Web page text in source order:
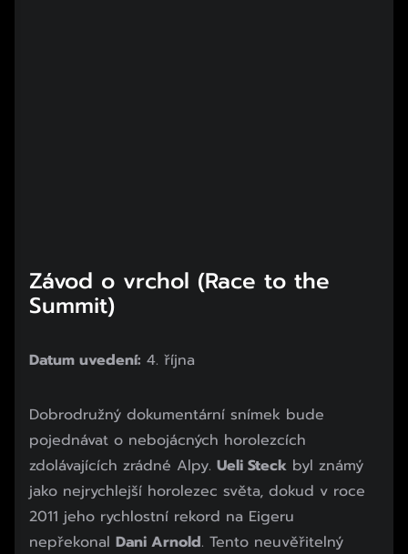
Závod o vrchol (Race to the
Summit)
Datum uvedení: 4. října
Dobrodružný dokumentární snímek bude
pojednávat o nebojácných horolezcích
zdolávajících zrádné Alpy. Ueli Steck byl známý
jako nejrychlejší horolezec světa, dokud v roce
2011 jeho rychlostní rekord na Eigeru
nepřekonal Dani Arnold. Tento neuvěřitelný